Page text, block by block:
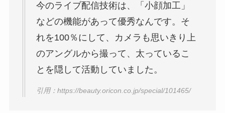
今のライブ配信技術は、「小顔加工」
などの機能があって優秀なんです。そ
れを100％にして、カメラも思いきり上
のアングルから撮って、太っているこ
とを隠して活動していました。
引用：https://beauty.oricon.co.jp/special/101465/